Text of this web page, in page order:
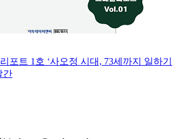
포트 1호 ‘사오정 시대, 73세까지 일하기
간